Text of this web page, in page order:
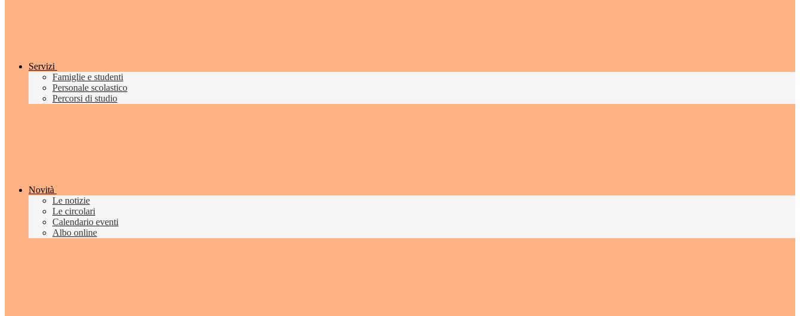
Servizi
Famiglie e studenti
Personale scolastico
Percorsi di studio
Novità
Le notizie
Le circolari
Calendario eventi
Albo online